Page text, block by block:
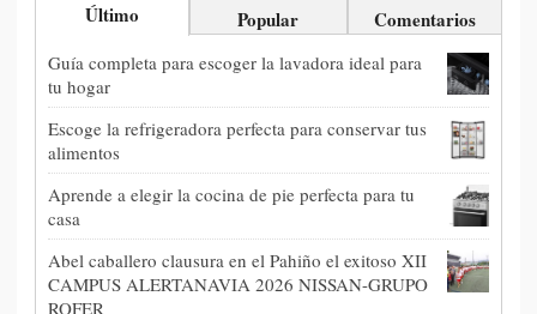
Último Popular Comentarios
Guía completa para escoger la lavadora ideal para
tu hogar
Escoge la refrigeradora perfecta para conservar tus
alimentos
Aprende a elegir la cocina de pie perfecta para tu
casa
Abel caballero clausura en el Pahiño el exitoso XII
CAMPUS ALERTANAVIA 2026 NISSAN-GRUPO
ROFER